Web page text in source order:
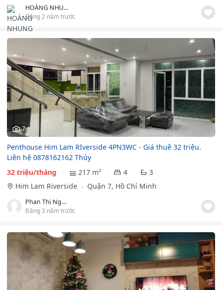
HOÀNG NHUNG
Đăng 2 năm trước
7
Penthouse Him Lam RIverside 4PN3WC - Giá thuê 32 triệu.
Liên hệ 0878162162 Thúy
32 triệu/tháng
217 m² 4
3
Him Lam Riverside
Quận 7, Hồ Chí Minh
Phan Thị Ngọc Thúy
Đăng 3 năm trước